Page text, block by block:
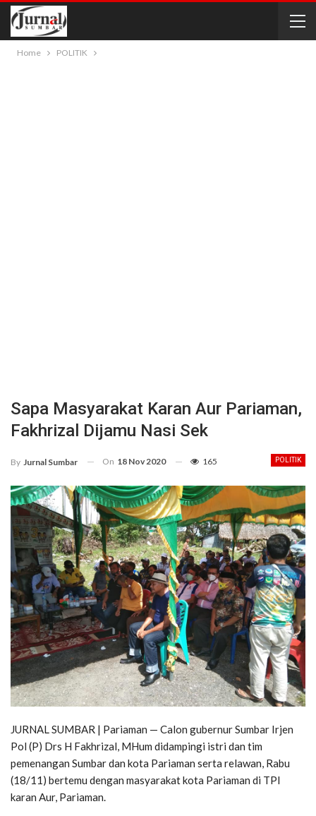
Home POLITIK
Sapa Masyarakat Karan Aur Pariaman,
Fakhrizal Dijamu Nasi Sek
POLITIK
By Jurnal Sumbar On 18 Nov 2020 165
JURNAL SUMBAR | Pariaman — Calon gubernur Sumbar Irjen
Pol (P) Drs H Fakhrizal, MHum didampingi istri dan tim
pemenangan Sumbar dan kota Pariaman serta relawan, Rabu
(18/11) bertemu dengan masyarakat kota Pariaman di TPI
karan Aur, Pariaman.